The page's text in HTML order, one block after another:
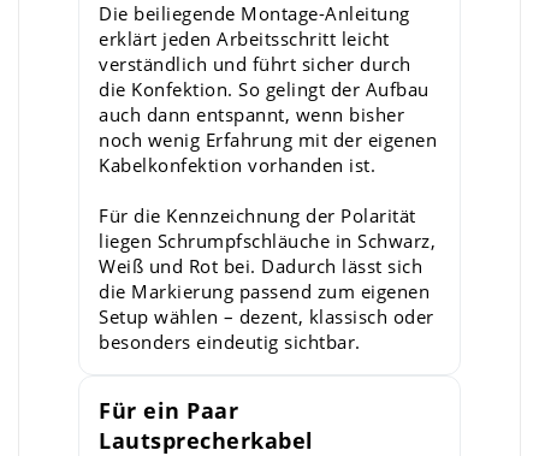
Die beiliegende Montage-Anleitung
erklärt jeden Arbeitsschritt leicht
verständlich und führt sicher durch
die Konfektion. So gelingt der Aufbau
auch dann entspannt, wenn bisher
noch wenig Erfahrung mit der eigenen
Kabelkonfektion vorhanden ist.
Für die Kennzeichnung der Polarität
liegen Schrumpfschläuche in Schwarz,
Weiß und Rot bei. Dadurch lässt sich
die Markierung passend zum eigenen
Setup wählen – dezent, klassisch oder
besonders eindeutig sichtbar.
Für ein Paar
Lautsprecherkabel